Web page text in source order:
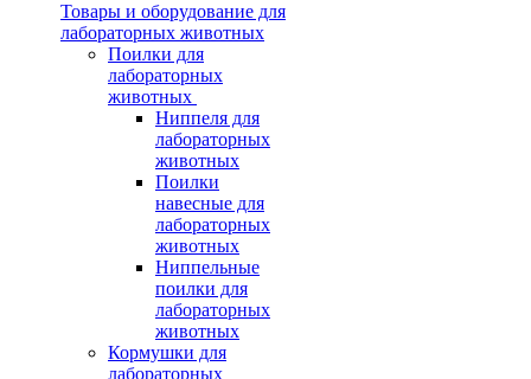
Товары и оборудование для
лабораторных животных
Поилки для
лабораторных
животных
Ниппеля для
лабораторных
животных
Поилки
навесные для
лабораторных
животных
Ниппельные
поилки для
лабораторных
животных
Кормушки для
лабораторных